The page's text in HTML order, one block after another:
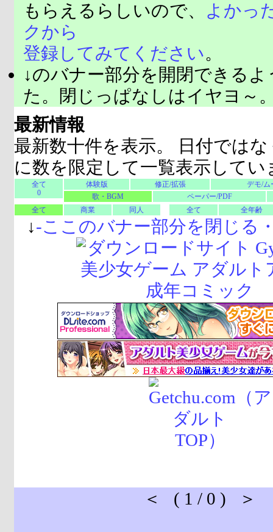
もらえるらしいので、
よかっ
クから
登録してみてください。
↓のバナー部分を開閉できる
た。閉じっぱなしはイヤヨ～
最新情報
最新数十件を表示。 日付では
に数を限定して一覧表示してい
全て
0
体験版 修正/拡張
デモ/ム
歌・BGM
ペーパー/PDF
全て
商業 同人 全て 全年齢
↓-ここのバナー部分を閉じる
＜ ( 1 / 0 ) ＞